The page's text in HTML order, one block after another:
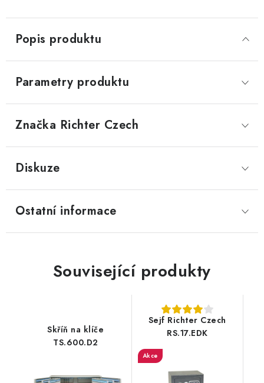
Popis produktu
Parametry produktu
Značka Richter Czech
Diskuze
Ostatní informace
Související produkty
Skříň na klíče
TS.600.D2
Sejf Richter Czech
RS.17.EDK
Akce